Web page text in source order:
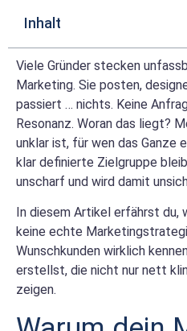
Inhalt
Viele Gründer stecken
Marketing. Sie posten,
passiert … nichts. Keine
Resonanz. Woran das liegt?
unklar ist, für wen das Ganze
klar definierte Zielgruppe
unscharf und wird damit
In diesem Artikel erfährst du,
keine echte
Wunschkunden wirklich
erstellst, die nicht nur nett
zeigen.